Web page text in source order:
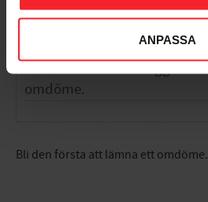
ANPASSA
Du
Bli den första att lämna ett omdöme.